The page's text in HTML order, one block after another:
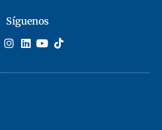
Síguenos